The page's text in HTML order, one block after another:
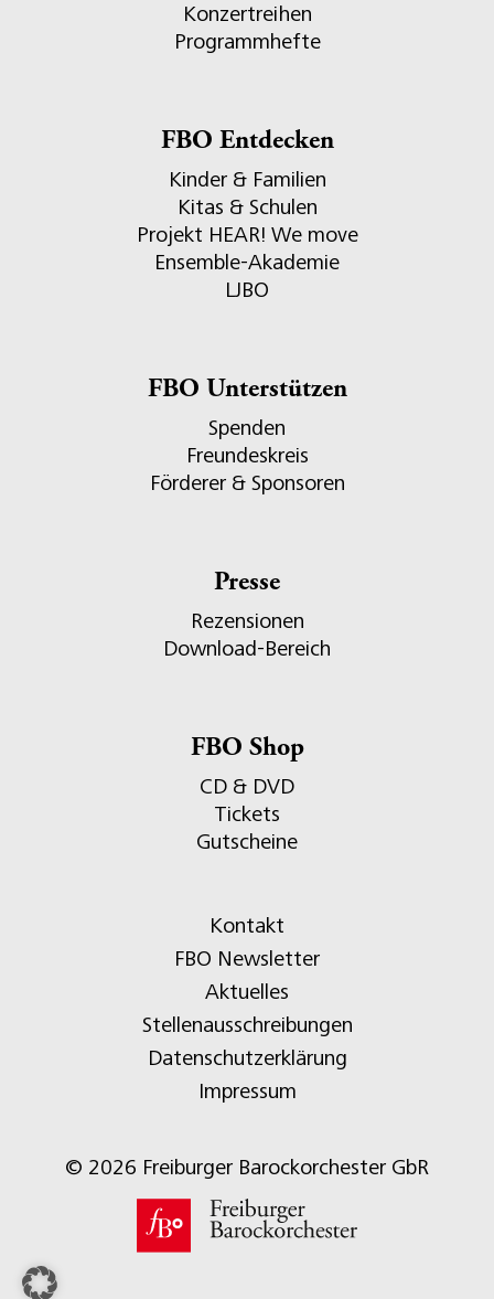
Konzertreihen
Programmhefte
FBO Entdecken
Kinder & Familien
Kitas & Schulen
Projekt HEAR! We move
Ensemble-Akademie
LJBO
FBO Unterstützen
Spenden
Freundeskreis
Förderer & Sponsoren
Presse
Rezensionen
Download-Bereich
FBO Shop
CD & DVD
Tickets
Gutscheine
Kontakt
FBO Newsletter
Aktuelles
Stellenausschreibungen
Datenschutzerklärung
Impressum
© 2026 Freiburger Barockorchester GbR